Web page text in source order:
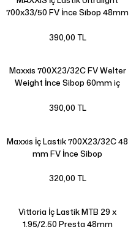
700x33/50 FV İnce Sibop 48mm
390,00 TL
Maxxis 700X23/32C FV Welter
Weight İnce Sibop 60mm iç
390,00 TL
Maxxis İç Lastik 700X23/32C 48
mm FV İnce Sibop
320,00 TL
Vittoria İç Lastik MTB 29 x
1.95/2.50 Presta 48mm